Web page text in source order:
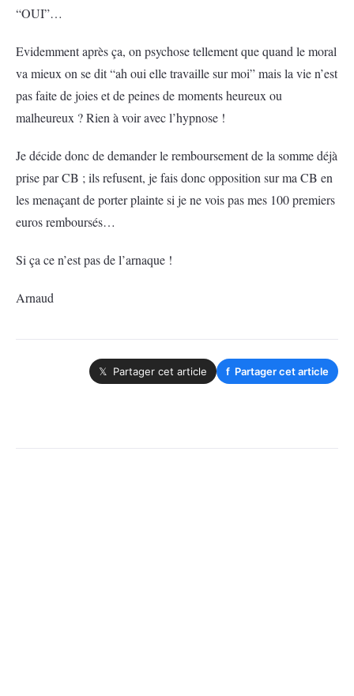
“OUI”…
Evidemment après ça, on psychose tellement que quand le moral
va mieux on se dit “ah oui elle travaille sur moi” mais la vie n’est
pas faite de joies et de peines de moments heureux ou
malheureux ? Rien à voir avec l’hypnose !
Je décide donc de demander le remboursement de la somme déjà
prise par CB ; ils refusent, je fais donc opposition sur ma CB en
les menaçant de porter plainte si je ne vois pas mes 100 premiers
euros remboursés…
Si ça ce n’est pas de l’arnaque !
Arnaud
𝕏 Partager cet article f Partager cet article